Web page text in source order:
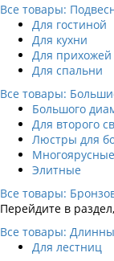
Все товары:
Для гостиной
Для кухни
Для
Для спальни
Все товары:
Большого
Для второго
Люстры для
Многоярусные
Элитные
Все товары:
Перейдите в
Все товары:
Для лестниц